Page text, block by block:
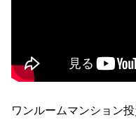
ワンルームマンション